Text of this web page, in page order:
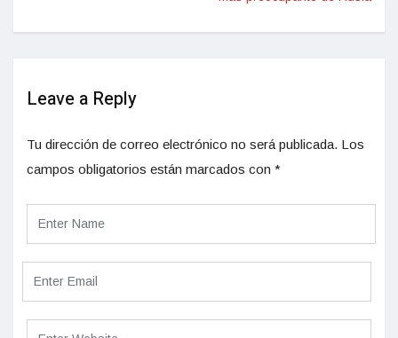
Leave a Reply
Tu dirección de correo electrónico no será publicada. Los
campos obligatorios están marcados con *